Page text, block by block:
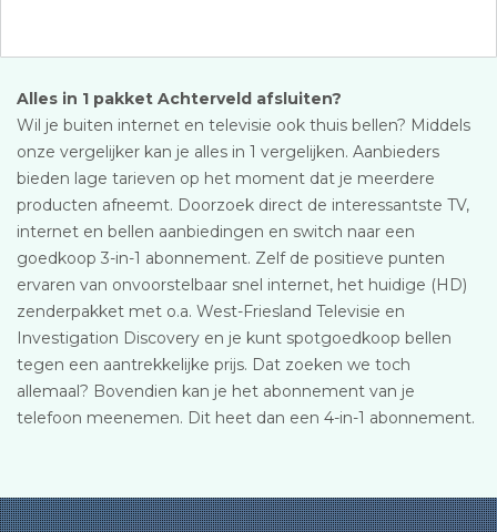
Alles in 1 pakket Achterveld afsluiten?
Wil je buiten internet en televisie ook thuis bellen? Middels
onze vergelijker kan je alles in 1 vergelijken. Aanbieders
bieden lage tarieven op het moment dat je meerdere
producten afneemt. Doorzoek direct de interessantste TV,
internet en bellen aanbiedingen en switch naar een
goedkoop 3-in-1 abonnement. Zelf de positieve punten
ervaren van onvoorstelbaar snel internet, het huidige (HD)
zenderpakket met o.a. West-Friesland Televisie en
Investigation Discovery en je kunt spotgoedkoop bellen
tegen een aantrekkelijke prijs. Dat zoeken we toch
allemaal? Bovendien kan je het abonnement van je
telefoon meenemen. Dit heet dan een 4-in-1 abonnement.